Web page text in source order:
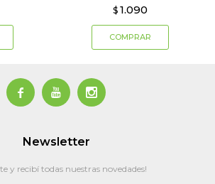
$ 1.090
  
Newsletter
y recibí todas nuestras novedades!